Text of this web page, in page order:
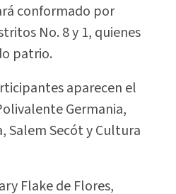
conformado por
No. 8 y 1, quienes
patrio.
aparecen el
Germania,
Salem Secót y Cultura
Flake de Flores,